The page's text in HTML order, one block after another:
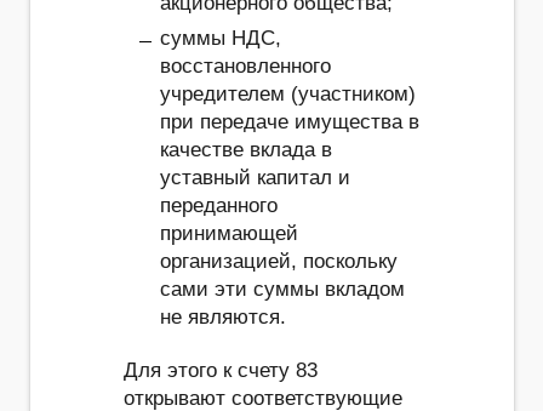
суммы НДС,
восстановленного
учредителем (участником)
при передаче имущества в
качестве вклада в
уставный капитал и
переданного
принимающей
организацией, поскольку
сами эти суммы вкладом
не являются.
Для этого к счету 83
открывают соответствующие